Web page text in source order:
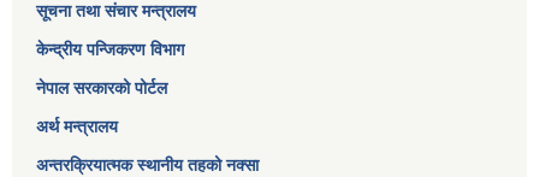
सूचना तथा संचार मन्त्रालय
केन्द्रीय पन्जिकरण विभाग
नेपाल सरकारको पोर्टल
अर्थ मन्त्रालय
अन्तरक्रियात्मक स्थानीय तहको नक्सा